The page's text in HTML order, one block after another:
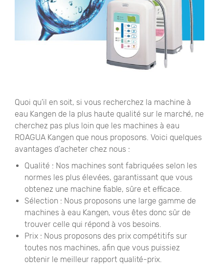
Quoi qu'il en soit, si vous recherchez la machine à
eau Kangen de la plus haute qualité sur le marché, ne
cherchez pas plus loin que les machines à eau
ROAGUA Kangen que nous proposons. Voici quelques
avantages d'acheter chez nous :
Qualité : Nos machines sont fabriquées selon les
normes les plus élevées, garantissant que vous
obtenez une machine fiable, sûre et efficace.
Sélection : Nous proposons une large gamme de
machines à eau Kangen, vous êtes donc sûr de
trouver celle qui répond à vos besoins.
Prix ​​: Nous proposons des prix compétitifs sur
toutes nos machines, afin que vous puissiez
obtenir le meilleur rapport qualité-prix.